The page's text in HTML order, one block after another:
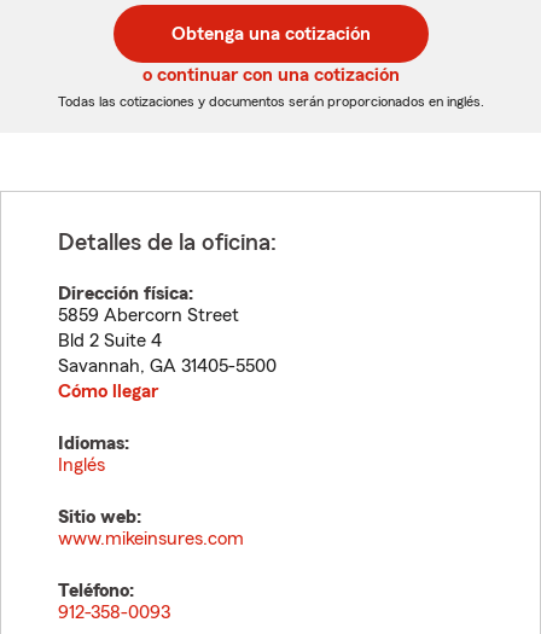
de
5
dígitos
de
5
dígitos
Obtenga una cotización
o continuar con una cotización
Todas las cotizaciones y documentos serán proporcionados en inglés.
Detalles de la oficina:
Dirección física:
5859 Abercorn Street
Bld 2 Suite 4
Savannah, GA 31405-5500
Cómo llegar
Idiomas:
Inglés
Sitio web:
www.mikeinsures.com
Teléfono:
912-358-0093